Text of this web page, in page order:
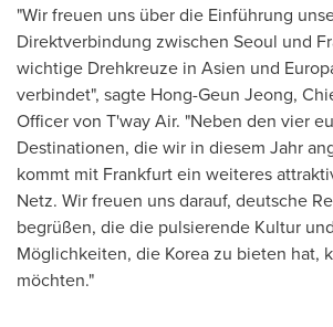
"Wir freuen uns über die Einführung
Direktverbindung zwischen Seoul und
wichtige Drehkreuze in Asien und
verbindet", sagte Hong-Geun Jeong,
Officer von T'way Air. "Neben den vier
Destinationen, die wir in diesem Jahr
kommt mit Frankfurtein weiteres
Netz. Wir freuen uns darauf, deutsche
begrüßen, die die pulsierende Kultur
Möglichkeiten, die Korea zu bieten hat,
möchten."